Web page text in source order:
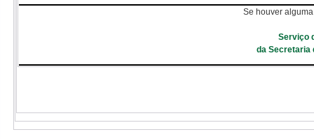
Se houver
Serviço
da Secretaria